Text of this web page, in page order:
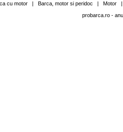
cu motor| Barca, motor si peridoc | Motor
probarca.ro-